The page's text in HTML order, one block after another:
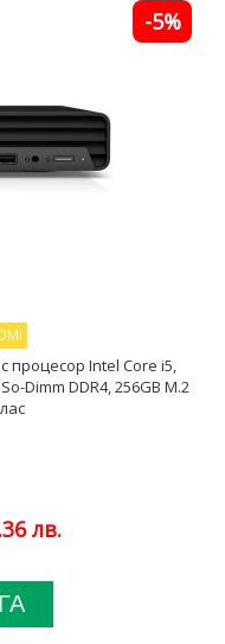
процесор Intel Core i5,
Dimm DDR4, 256GB M.2
лв.
-5%